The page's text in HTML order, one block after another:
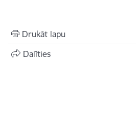
Drukāt lapu
Dalīties